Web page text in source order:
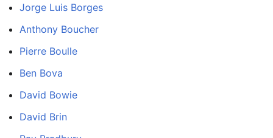
Jorge Luis Borges
Anthony Boucher
Pierre Boulle
Ben Bova
David Bowie
David Brin